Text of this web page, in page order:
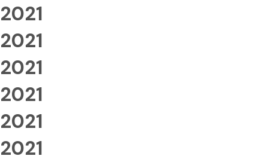
2021
2021
2021
2021
2021
2021